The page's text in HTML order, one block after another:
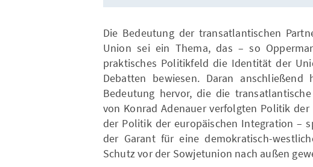
Die Bedeutung der transatlantischen
Union sei ein Thema, das – so
praktisches Politikfeld die Identität der
Debatten bewiesen. Daran
Bedeutung hervor, die die
von Konrad Adenauer verfolgten Politik
der Politik der europäischen Integration –
der Garant für eine demokratisch-
Schutz vor der Sowjetunion nach außen